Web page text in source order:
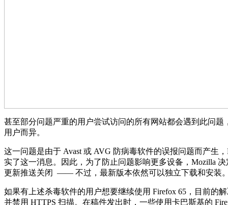
甚至部分问题严重的用户尝试访问的所有网站都会遇到此问
用户而异。
这一问题是由于 Avast 或 AVG 防病毒软件的误报问题而产生，
实了这一消息。因此，为了防止问题影响更多设备，Mozilla 决
更新推送关闭 —— 不过，最新版本依然可以独立下载和安装
如果有上述杀毒软件的用户想要继续使用 Firefox 65，目前的
并禁用 HTTPS 扫描。在稿件发出时，一些使用卡巴斯基的